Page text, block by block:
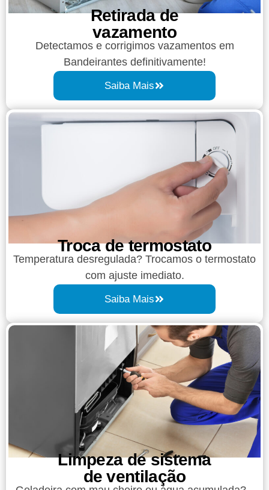
Retirada de
vazamento​​
Detectamos e corrigimos vazamentos em
Bandeirantes definitivamente!
Saiba Mais
Troca de termostato
Temperatura desregulada? Trocamos o termostato
com ajuste imediato.
Saiba Mais
Limpeza de sistema
de ventilação